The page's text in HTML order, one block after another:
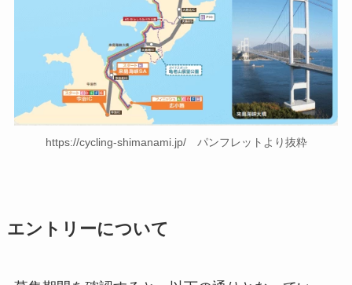
https://cycling-shimanami.jp/ パンフレットより抜粋
エントリーについて